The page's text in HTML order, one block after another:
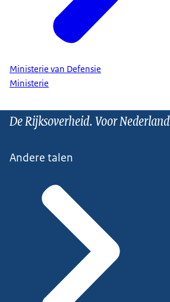
Ministerie van Defensie
Ministerie
De Rijksoverheid. Voor Nederland
Andere talen